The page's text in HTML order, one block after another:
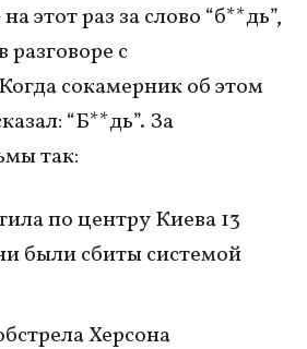
этот раз за слово “б**дь”,
разговоре с
сокамерник об этом
“Б**дь”. За
так:
по центру Киева 13
были сбиты системой
Херсона